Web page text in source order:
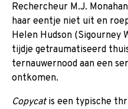
Rechercheur M.J.
haar eentje niet uit en
Helen Hudson (Sigourney
tijdje getraumatiseerd
ternauwernood aan een
ontkomen.
Copycatis een typische